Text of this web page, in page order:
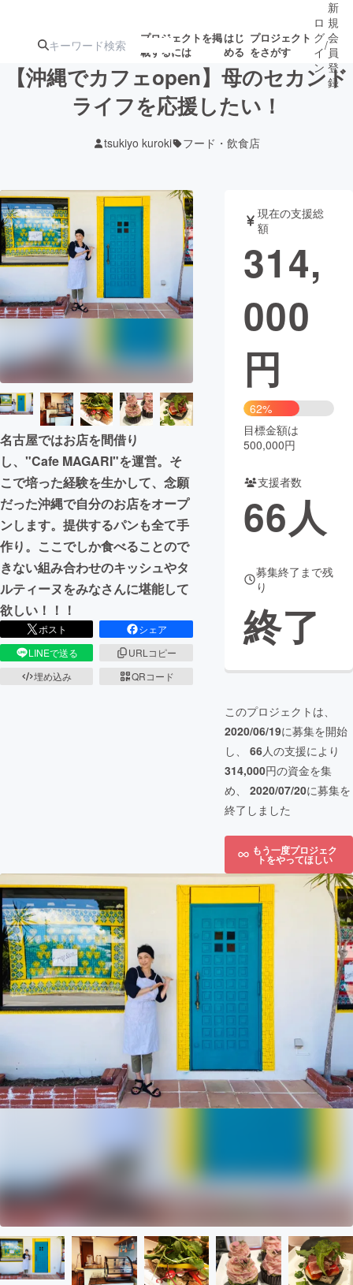
プロジェクトを掲
載するには
はじ
める
プロジェクト
をさがす
ターン
ジェクト
募集終了が近いプ
ロジェクト
アート・写真 音楽
テクノロジー・ガジェット ゲーム・サ
映像・映画
まちづくり・地域活性化
CAMPFIRE for Social Good
CAMPFIRE Creation
CAMPFIREふるさと納税
コミュニティ
ロ
グ
イ
ン
/
新
規
会
員
登
録
【沖縄でカフェopen】母のセカンド
ライフを応援したい！
tsukiyo kuroki フード・飲食店
名古屋ではお店を間借り
し、"Cafe MAGARI"を運営。そ
こで培った経験を生かして、念願
だった沖縄で自分のお店をオープ
ンします。提供するパンも全て手
作り。ここでしか食べることので
きない組み合わせのキッシュやタ
ルティーヌをみなさんに堪能して
欲しい！！！
ポスト
シェア
LINEで送る
URLコピー
埋め込み
QRコード
現在の支援総
額
314,
000
円
62%
目標金額は
500,000円
支援者数
66人
募集終了まで残
り
終了
このプロジェクトは、
2020/06/19に募集を開始
し、 66人の支援により
314,000円の資金を集
め、 2020/07/20に募集を
終了しました
もう一度プロジェク
トをやってほしい